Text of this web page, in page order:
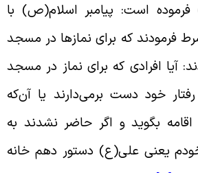
است: پیامبر اسلام(ص) با
که براى نمازها در مسجد
افرادی که براى نماز در مسجد
خود دست برمی‌‌دارند یا آن‌‌که
بگوید و اگر حاضر نشدند به
یعنى على(ع) دستور دهم خانه